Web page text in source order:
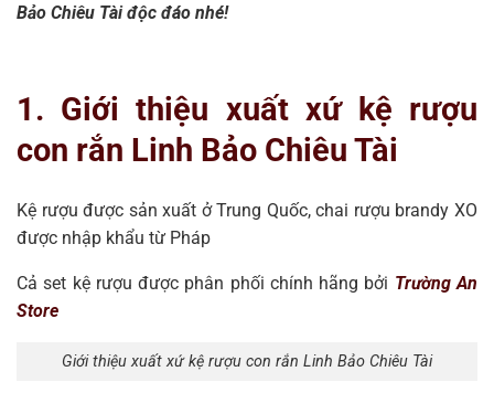
Bảo Chiêu Tài độc đáo nhé!
1. Giới thiệu xuất xứ kệ rượu
con rắn Linh Bảo Chiêu Tài
Kệ rượu được sản xuất ở Trung Quốc, chai rượu brandy XO
được nhập khẩu từ Pháp
Cả set kệ rượu được phân phối chính hãng bởi Trường An
Store
Giới thiệu xuất xứ kệ rượu con rắn Linh Bảo Chiêu Tài